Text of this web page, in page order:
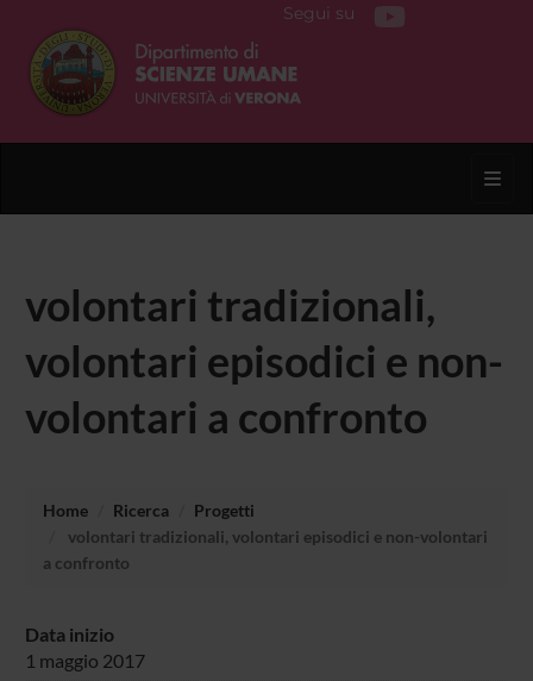
Segui su
volontari tradizionali,
volontari episodici e non-
volontari a confronto
Home Ricerca
Progetti
volontari tradizionali, volontari episodici e non-volontari
a confronto
Data inizio
1 maggio 2017